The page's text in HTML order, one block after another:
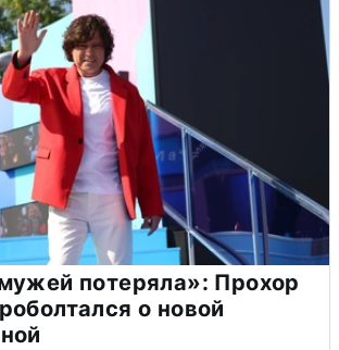
потеряла»: Прохор
о новой